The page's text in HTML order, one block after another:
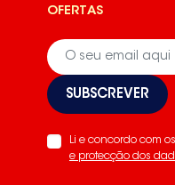
OFERTAS
SUBSCREVER
Li e concordo com
e protecção dos